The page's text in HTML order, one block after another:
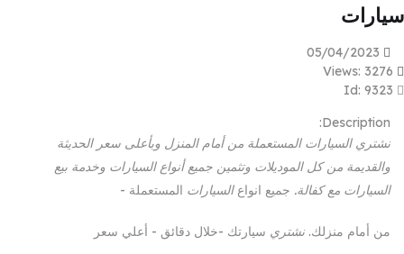
سيارات
Description:
نشتري السيارات المستعملة من أمام المنزل وبأعلى سعر الحديثة
والقديمة من كل الموديلات وتثمين جميع أنواع السيارات وخدمة بيع
السيارات مع كفالة. جميع انواعالسيارات المستعملة -
من أمام منزلك. نشتري سيارتك -خلال دقائق - أعلي سعر